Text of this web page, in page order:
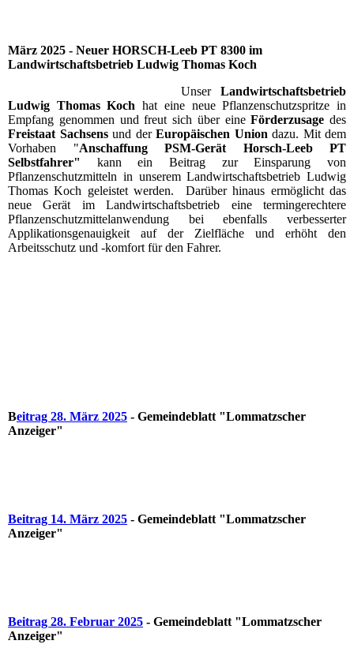
März 2025 - Neuer HORSCH-Leeb PT 8300 im
Landwirtschaftsbetrieb Ludwig Thomas Koch
UnserLandwirtschaftsbetrieb
Ludwig Thomas Koch hat eine neue Pflanzenschutzspritze in
Empfang genommen und freut sich über eineFörderzusage des
Freistaat Sachsens und der Europäischen Union dazu. Mit dem
Vorhaben "Anschaffung PSM-Gerät Horsch-Leeb PT
Selbstfahrer"
kann ein Beitrag zur Einsparung von
Pflanzenschutzmitteln in unserem Landwirtschaftsbetrieb Ludwig
Thomas Koch geleistet werden. Darüber hinaus ermöglicht das
neue Gerät im Landwirtschaftsbetrieb eine termingerechtere
Pflanzenschutzmittelanwendung bei ebenfalls verbesserter
Applikationsgenauigkeit auf der Zielfläche und erhöht den
Arbeitsschutz und -komfort für den Fahrer.
Beitrag 28. März 2025 - Gemeindeblatt "Lommatzscher
Anzeiger"
Beitrag 14. März 2025 - Gemeindeblatt "Lommatzscher
Anzeiger"
Beitrag 28. Februar 2025 - Gemeindeblatt "Lommatzscher
Anzeiger"